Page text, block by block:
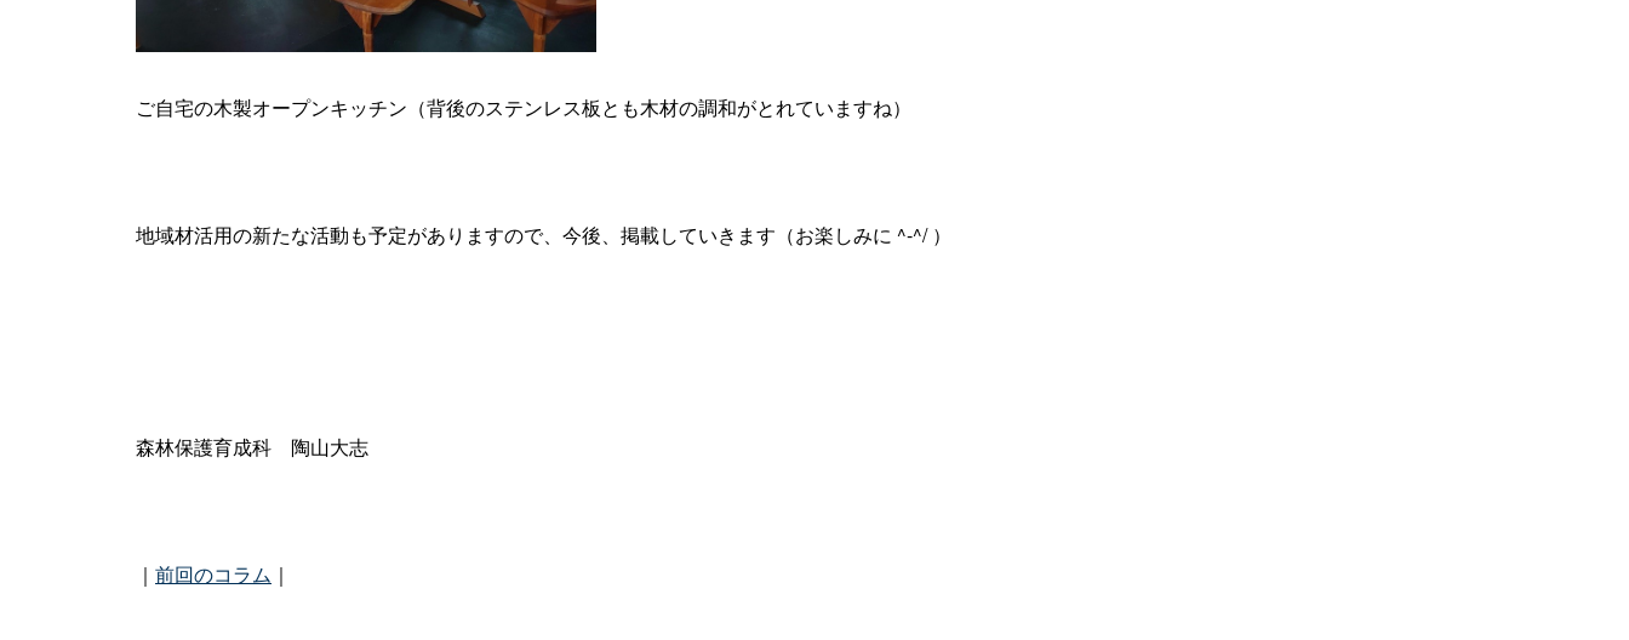
ご自宅の木製オープンキッチン（背後のステンレス板とも木材の調和がとれていますね）
地域材活用の新たな活動も予定がありますので、今後、掲載していきます（お楽しみに ^-^/ ）
森林保護育成科 陶山大志
｜ 前回のコラム ｜